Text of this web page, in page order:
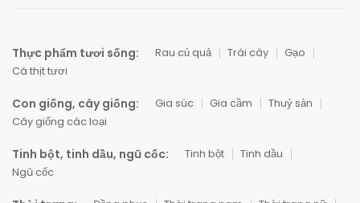
Thực phẩm tươi sống: Rau củ quả Trái cây
Gạo
Cá thịt tươi
Con giống, cây giống: Gia súc Gia cầm
Thuỷ sản
Cây giống các loại
Tinh bột, tinh dầu, ngũ cốc: Tinh bột
Tinh dầu
Ngũ cốc